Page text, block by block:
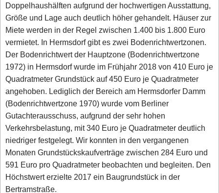
Doppelhaushälften aufgrund der hochwertigen Ausstattung,
Größe und Lage auch deutlich höher gehandelt. Häuser zur
Miete werden in der Regel zwischen 1.400 bis 1.800 Euro
vermietet. In Hermsdorf gibt es zwei Bodenrichtwertzonen.
Der Bodenrichtwert der Hauptzone (Bodenrichtwertzone
1972) in Hermsdorf wurde im Frühjahr 2018 von 410 Euro je
Quadratmeter Grundstück auf 450 Euro je Quadratmeter
angehoben. Lediglich der Bereich am Hermsdorfer Damm
(Bodenrichtwertzone 1970) wurde vom Berliner
Gutachterausschuss, aufgrund der sehr hohen
Verkehrsbelastung, mit 340 Euro je Quadratmeter deutlich
niedriger festgelegt. Wir konnten in den vergangenen
Monaten Grundstückskaufverträge zwischen 284 Euro und
591 Euro pro Quadratmeter beobachten und begleiten. Den
Höchstwert erzielte 2017 ein Baugrundstück in der
Bertramstraße.